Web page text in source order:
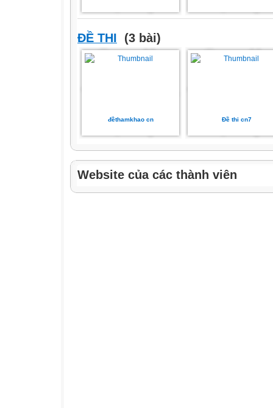
ĐỀ THI (3 bài)
đềthamkhao cn Đề thi cn7
Website của các thành viên